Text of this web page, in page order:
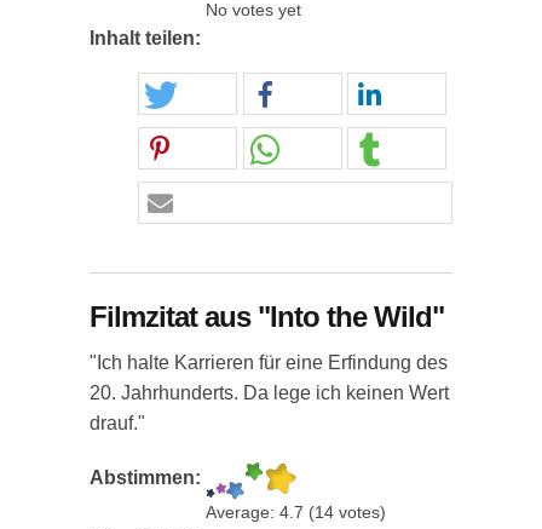
No votes yet
Inhalt teilen:
Filmzitat aus "Into the Wild"
"Ich halte Karrieren für eine Erfindung des
20. Jahrhunderts. Da lege ich keinen Wert
drauf."
Abstimmen:
Average: 4.7 (14 votes)